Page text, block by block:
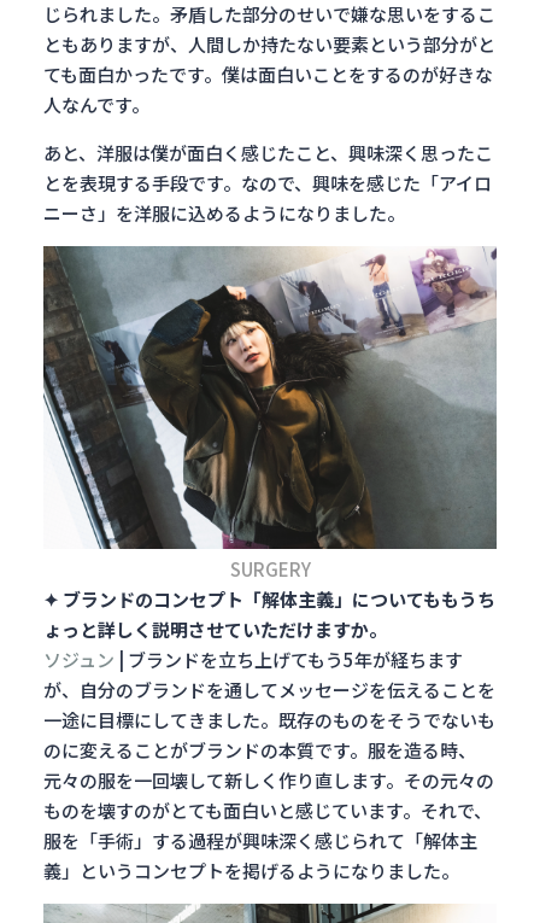
じられました。矛盾した部分のせいで嫌な思いをするこ
ともありますが、人間しか持たない要素という部分がと
ても面白かったです。僕は面白いことをするのが好きな
人なんです。
あと、洋服は僕が面白く感じたこと、興味深く思ったこ
とを表現する手段です。なので、興味を感じた「アイロ
ニーさ」を洋服に込めるようになりました。
SURGERY
✦ ブランドのコンセプト「解体主義」についてももうち
ょっと詳しく説明させていただけますか。
ソジュン | ブランドを立ち上げてもう5年が経ちます
が、自分のブランドを通してメッセージを伝えることを
一途に目標にしてきました。既存のものをそうでないも
のに変えることがブランドの本質です。服を造る時、
元々の服を一回壊して新しく作り直します。その元々の
ものを壊すのがとても面白いと感じています。 それで、
服を「手術」する過程が興味深く感じられて「解体主
義」というコンセプトを掲げるようになりました。